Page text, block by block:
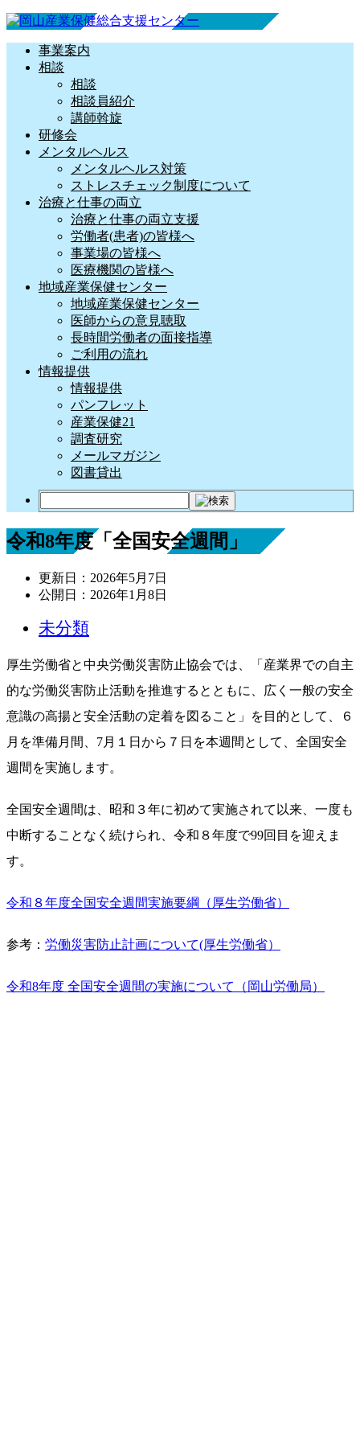
事業案内
相談
相談
相談員紹介
講師斡旋
研修会
メンタルヘルス
メンタルヘルス対策
ストレスチェック制度について
治療と仕事の両立
治療と仕事の両立支援
労働者(患者)の皆様へ
事業場の皆様へ
医療機関の皆様へ
地域産業保健センター
地域産業保健センター
医師からの意見聴取
長時間労働者の面接指導
ご利用の流れ
情報提供
情報提供
パンフレット
産業保健21
調査研究
メールマガジン
図書貸出
令和8年度「全国安全週間」
更新日： 2026年5月7日
公開日： 2026年1月8日
未分類
厚生労働省と中央労働災害防止協会では、「産業界での自主
的な労働災害防止活動を推進するとともに、広く一般の安全
意識の高揚と安全活動の定着を図ること」を目的として、６
月を準備月間、7月１日から７日を本週間として、全国安全
週間を実施します。
全国安全週間は、昭和３年に初めて実施されて以来、一度も
中断することなく続けられ、令和８年度で99回目を迎えま
す。
令和８年度全国安全週間実施要綱（厚生労働省）
参考： 労働災害防止計画について(厚生労働省）
令和8年度 全国安全週間の実施について（岡山労働局）